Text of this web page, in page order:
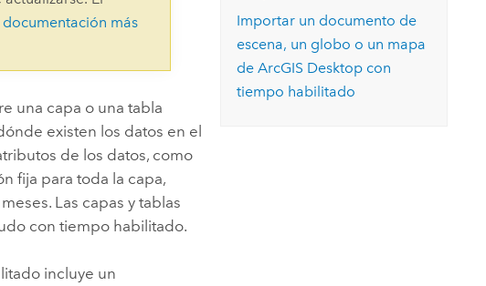
Explorar ArcGIS Pro
de infraestructuras Leer la historia
más
una capa o una tabla
existen los datos en el
de los datos, como
fija para toda la capa,
Las capas y tablas
con tiempo habilitado.
incluye un
Importar un documento de
escena, un globo o un mapa
deArcGIS Desktop con
tiempo habilitado